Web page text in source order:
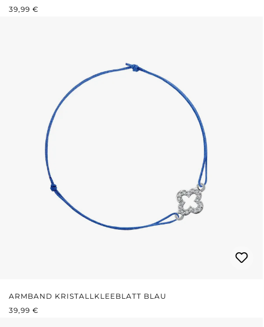
REGULÄRER PREIS:
39,99 €
ARMBAND KRISTALLKLEEBLATT BLAU
REGULÄRER PREIS:
39,99 €